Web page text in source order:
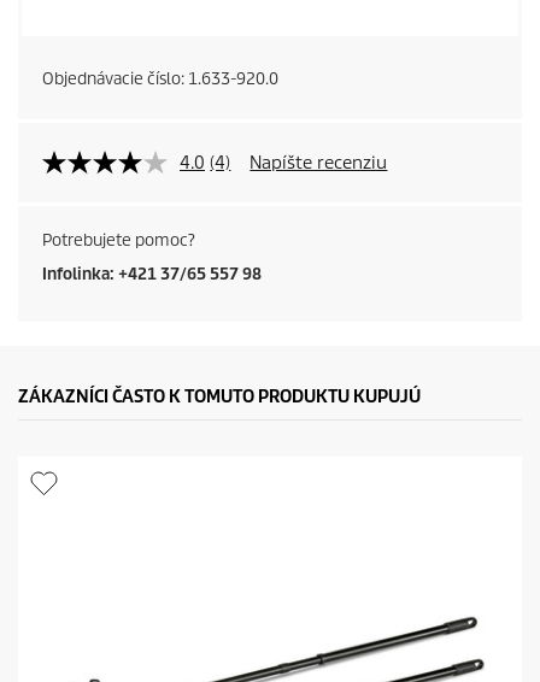
Objednávacie číslo: 1.633-920.0
4.0 (4) Napíšte recenziu
Potrebujete pomoc?
Infolinka: +421 37/65 557 98
ZÁKAZNÍCI ČASTO K TOMUTO PRODUKTU KUPUJÚ